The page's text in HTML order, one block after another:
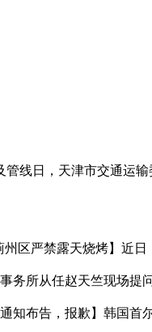
线日，天津市交通运
区严禁露天烧烤】近日
务所从任赵天竺现场提
知布告，报歉】韩国首